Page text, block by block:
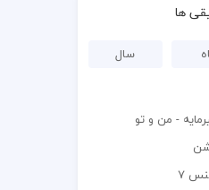
ها
سال
- من و تو
۷